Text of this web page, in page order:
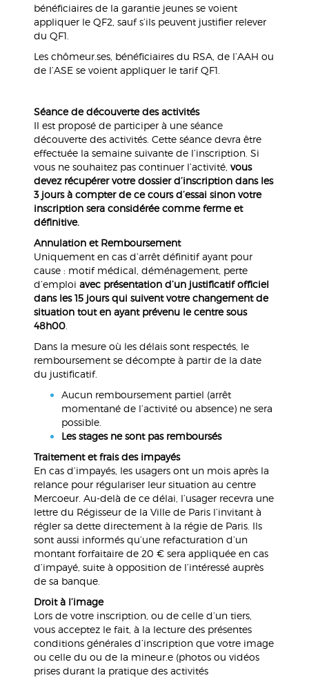
bénéficiaires de la garantie jeunes se voient
appliquer le QF2, sauf s’ils peuvent justifier relever
du QF1.
Les chômeur.ses, bénéficiaires du RSA, de l’AAH ou
de l’ASE se voient appliquer le tarif QF1.
Séance de découverte des activités
Il est proposé de participer à une séance
découverte des activités. Cette séance devra être
effectuée la semaine suivante de l’inscription. Si
vous ne souhaitez pas continuer l’activité, vous
devez récupérer votre dossier d’inscription dans les
3 jours à compter de ce cours d’essai sinon votre
inscription sera considérée comme ferme et
définitive.
Annulation et Remboursement
Uniquement en cas d’arrêt définitif ayant pour
cause : motif médical, déménagement, perte
d’emploi avec présentation d’un justificatif officiel
dans les 15 jours qui suivent votre changement de
situation tout en ayant prévenu le centre sous
48h00.
Dans la mesure où les délais sont respectés, le
remboursement se décompte à partir de la date
du justificatif.
Aucun remboursement partiel (arrêt
momentané de l’activité ou absence) ne sera
possible.
Les stages ne sont pas remboursés
Traitement et frais des impayés
En cas d’impayés, les usagers ont un mois après la
relance pour régulariser leur situation au centre
Mercoeur. Au-delà de ce délai, l’usager recevra une
lettre du Régisseur de la Ville de Paris l’invitant à
régler sa dette directement à la régie de Paris. Ils
sont aussi informés qu’une refacturation d’un
montant forfaitaire de 20 € sera appliquée en cas
d’impayé, suite à opposition de l’intéressé auprès
de sa banque.
Droit à l’image
Lors de votre inscription, ou de celle d’un tiers,
vous acceptez le fait, à la lecture des présentes
conditions générales d’inscription que votre image
ou celle du ou de la mineur.e (photos ou vidéos
prises durant la pratique des activités